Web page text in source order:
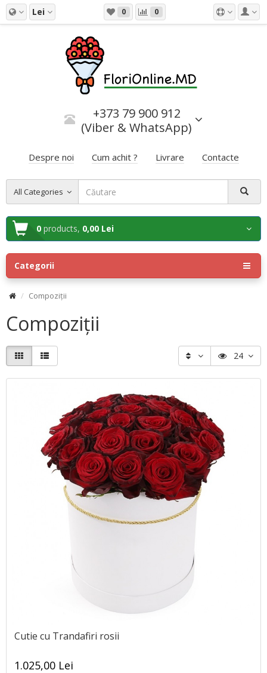
Lei 0 0
+373 79 900 912
(Viber & WhatsApp)
Despre noi Cum achit ? Livrare Contacte
All Categories
0 products, 0,00 Lei
Categorii
Compoziţii
Compoziţii
24
Cutie cu Trandafiri rosii
1.025,00 Lei